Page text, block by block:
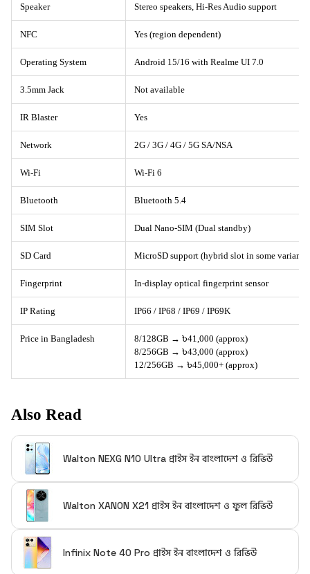
Speaker Stereo speakers, Hi-Res Audio support
NFC Yes (region dependent)
Operating System Android 15/16 with Realme UI 7.0
3.5mm Jack Not available
IR Blaster Yes
Network 2G / 3G / 4G / 5G SA/NSA
Wi-Fi Wi-Fi 6
Bluetooth Bluetooth 5.4
SIM Slot Dual Nano-SIM (Dual standby)
SD Card MicroSD support (hybrid slot in some variants)
Fingerprint In-display optical fingerprint sensor
IP Rating IP66 / IP68 / IP69 / IP69K
Price in Bangladesh
8/128GB → ৳41,000 (approx)
8/256GB → ৳43,000 (approx)
12/256GB → ৳45,000+ (approx)
Also Read
Walton NEXG N10 Ultra প্রাইস ইন বাংলাদেশ ও রিভিউ
Walton XANON X21 প্রাইস ইন বাংলাদেশ ও ফুল রিভিউ
Infinix Note 40 Pro প্রাইস ইন বাংলাদেশ ও রিভিউ